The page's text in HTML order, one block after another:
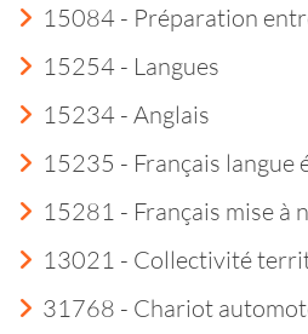
15084 - Préparation
15254 - Langues
15234 - Anglais
15235 - Français langue
15281 - Français mise à
13021 - Collectivité
31768 - Chariot